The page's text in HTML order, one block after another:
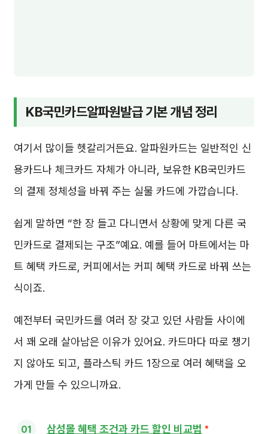
KB국민카드알파원발급 기본 개념 정리
여기서 많이들 헷갈리거든요. 알파원카드는 일반적인 신
용카드나 체크카드 자체가 아니라, 보유한 KB국민카드
의 결제 정체성을 바꿔 주는 실물 카드에 가깝습니다.
쉽게 말하면 “한 장 들고 다니면서 상황에 맞게 다른 국
민카드로 결제되는 구조”예요. 예를 들어 마트에서는 마
트 혜택 카드로, 커피에서는 커피 혜택 카드로 바꿔 쓰는
식이죠.
예전부터 국민카드를 여러 장 갖고 있던 사람들 사이에
서 꽤 오래 살아남은 이유가 있어요. 카드마다 따로 챙기
지 않아도 되고, 플라스틱 카드 1장으로 여러 혜택을 오
가게 만들 수 있으니까요.
삼성몰 혜택 조건과 카드 할인 비교법